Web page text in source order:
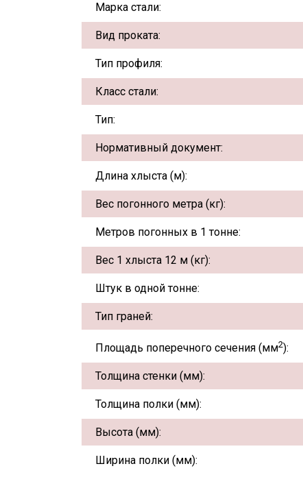
Марка стали:
Вид проката:
Тип профиля:
Класс стали:
Тип:
Нормативный документ:
Длина хлыста (м):
Вес погонного метра (кг):
Метров погонных в 1 тонне:
Вес 1 хлыста 12 м (кг):
Штук в одной тонне:
Тип граней:
Площадь поперечного сечения (мм2):
Толщина стенки (мм):
Толщина полки (мм):
Высота (мм):
Ширина полки (мм):